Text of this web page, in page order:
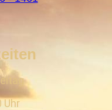
Uhr